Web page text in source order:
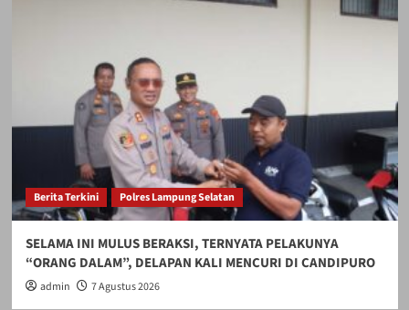
Berita Terkini Polres Lampung Selatan
SELAMA INI MULUS BERAKSI, TERNYATA PELAKUNYA
“ORANG DALAM”, DELAPAN KALI MENCURI DI CANDIPURO
admin 7 Agustus 2026